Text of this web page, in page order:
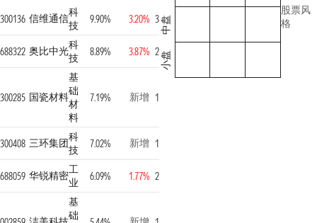
300136 信维通信科
技
9.90% 3.20% 3
688322 奥比中光科
技
8.89% 3.87% 2
300285 国瓷材料
基
础
材
料
7.19% 新增 1
300408 三环集团科
技
7.02% 新增 1
688059 华锐精密工
业
6.09% 1.77% 2
基
础
中盘
小盘
股票风
格